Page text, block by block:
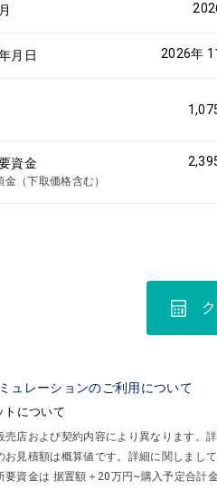
月日 2026年
資金
（下取価格含む）
ュレーションのご利用について
トについて
売店および契約内容により異なります。
お見積額は概算値です。詳細に関しまし
要資金は 据置額＋20万円~購入予定合計